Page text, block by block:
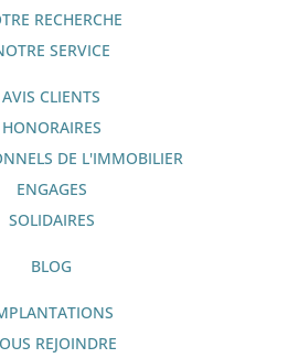
RECHERCHE
SERVICE
AVIS CLIENTS
HONORAIRES
DE L'IMMOBILIER
ENGAGES
SOLIDAIRES
BLOG
REJOINDRE